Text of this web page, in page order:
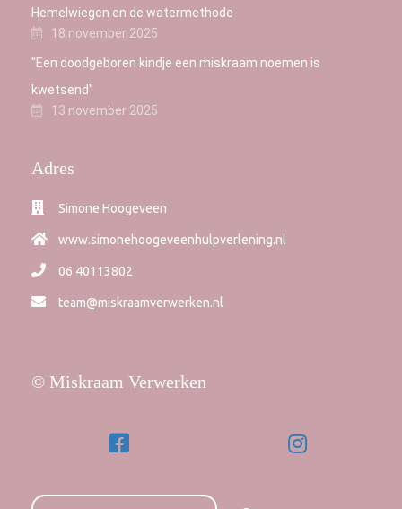
Hemelwiegen en de watermethode
18 november 2025
"Een doodgeboren kindje een miskraam noemen is
kwetsend"
13 november 2025
Adres
Simone Hoogeveen
www.simonehoogeveenhulpverlening.nl
06 40113802
team@miskraamverwerken.nl
© Miskraam Verwerken